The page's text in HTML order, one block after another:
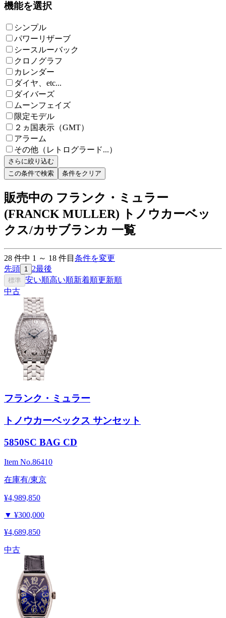
機能を選択
シンプル
パワーリザーブ
シースルーバック
クロノグラフ
カレンダー
ダイヤ、etc...
ダイバーズ
ムーンフェイズ
限定モデル
２ヵ国表示（GMT）
アラーム
その他（レトログラード...）
さらに絞り込む
この条件で検索
条件をクリア
販売中の フランク・ミュラー
(FRANCK MULLER) トノウカーベッ
クス/カサブランカ 一覧
28 件中 1 ～ 18 件目 条件を変更
先頭 1 2最後
標準 安い順高い順新着順更新順
中古
フランク・ミュラー
トノウカーベックス サンセット
5850SC BAG CD
Item No.86410
在庫有/東京
¥4,989,850
▼ ¥300,000
¥4,689,850
中古